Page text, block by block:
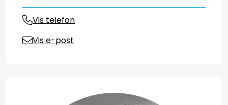
Vis telefon
Vis e-post